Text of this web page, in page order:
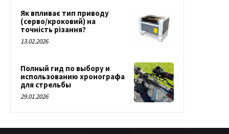
Як впливає тип приводу
(серво/кроковий) на
точність різання?
13.02.2026
Полный гид по выбору и
использованию хронографа
для стрельбы
29.01.2026